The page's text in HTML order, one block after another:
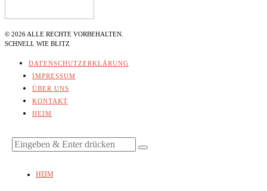
© 2026 ALLE RECHTE VORBEHALTEN.
SCHNELL WIE BLITZ
DATENSCHUTZERKLÄRUNG
IMPRESSUM
ÜBER UNS
KONTAKT
HEIM
HEIM